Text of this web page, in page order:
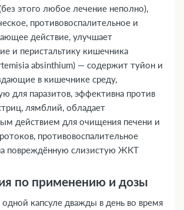
этого любое лечение неполно),
противовоспалительное и
действие, улучшает
и перистальтику кишечника
absinthium) — содержит туйон и
в кишечнике среду,
для паразитов, эффективна против
лямблий, обладает
действием для очищения печени и
противовоспалительное
повреждённую слизистую ЖКТ
по применению и дозы
капсуле дважды в день во время